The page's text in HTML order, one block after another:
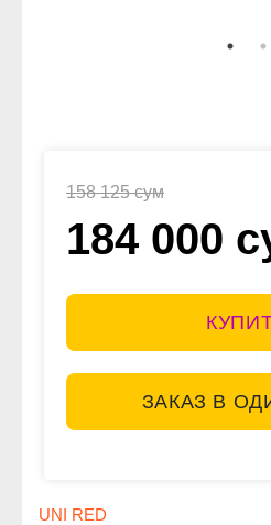
158 125 сум
184 000
ЗАКАЗ В
UNI RED